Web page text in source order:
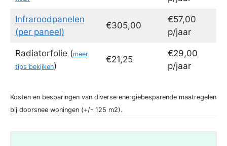
Infraroodpanelen
(per paneel)
€305,00
€57,00
p/jaar
Radiatorfolie (meer
tips bekijken)
€21,25
€29,00
p/jaar
Kosten en besparingen van diverse energiebesparende maatregelen
bij doorsnee woningen (+/- 125 m2).